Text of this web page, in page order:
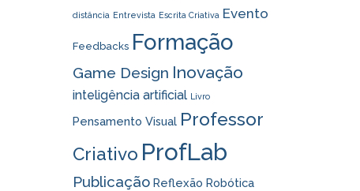
distância Entrevista Escrita Criativa Evento
Feedbacks Formação
Game Design Inovação
inteligência artificial Livro
Pensamento Visual Professor
Criativo ProfLab
Publicação Reflexão Robótica